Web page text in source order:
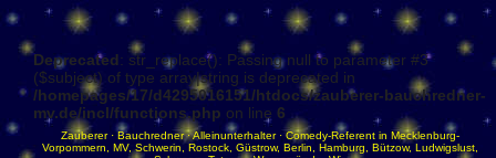
Deprecated: str_replace(): Passing null to parameter #3
($subject) of type array|string is deprecated in
/homepages/17/d4295016151/htdocs/zauberer-bauchredner-
mv.de/incl/functions.php on line 6
Zauberer·Bauchredner·Alleinunterhalter· Comedy-Referent in Mecklenburg-
Vorpommern
MV, Schwerin Rostock Güstrow, Berlin Hamburg Bützow, Ludwigslust